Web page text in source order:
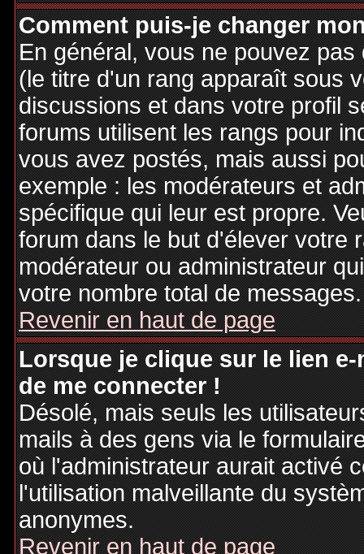
Comment puis-je changer
En général, vous ne pouvez
(le titre d'un rang apparaît sous
discussions et dans votre profil
forums utilisent les rangs pour
vous avez postés, mais aussi
exemple : les modérateurs et
spécifique qui leur est propre.
forum dans le but d'élever votre
modérateur ou administrateur
votre nombre total de messages.
Revenir en haut de page
Lorsque je clique sur le lien
de me connecter !
Désolé, mais seuls les
mails à des gens via le
où l'administrateur aurait activé
l'utilisation malveillante du
anonymes.
Revenir en haut de page